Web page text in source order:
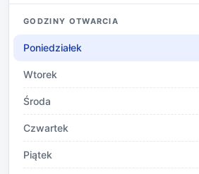
GODZINY OTWARCIA
Poniedziałek
Wtorek
Środa
Czwartek
Piątek